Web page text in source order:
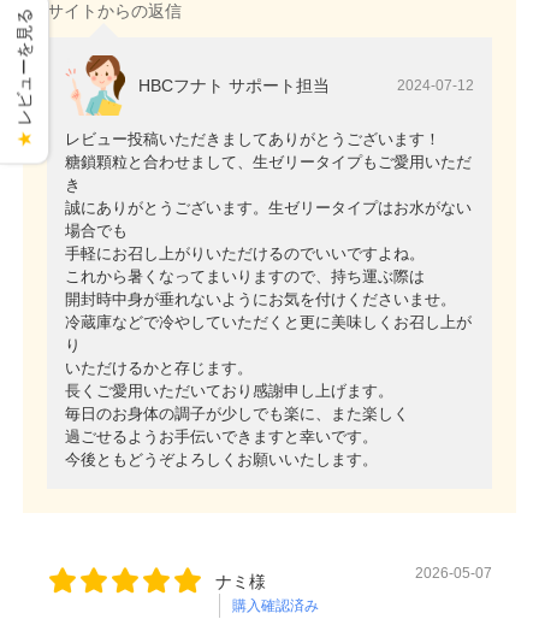
サイトからの返信
HBCフナト サポート担当 2024-07-12
レビュー投稿いただきましてありがとうございます！
糖鎖顆粒と合わせまして、生ゼリータイプもご愛用いただ
き
誠にありがとうございます。生ゼリータイプはお水がない
場合でも
手軽にお召し上がりいただけるのでいいですよね。
これから暑くなってまいりますので、持ち運ぶ際は
開封時中身が垂れないようにお気を付けくださいませ。
冷蔵庫などで冷やしていただくと更に美味しくお召し上が
り
いただけるかと存じます。
長くご愛用いただいており感謝申し上げます。
毎日のお身体の調子が少しでも楽に、また楽しく
過ごせるようお手伝いできますと幸いです。
今後ともどうぞよろしくお願いいたします。
ナミ様
購入確認済み
2026-05-07
★
レビューを見る